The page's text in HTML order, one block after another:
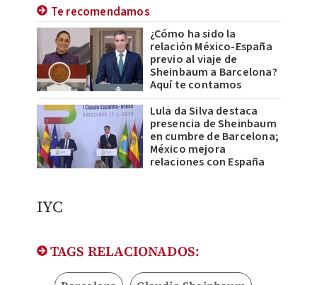
Te recomendamos
¿Cómo ha sido la
relación México-España
previo al viaje de
Sheinbaum a Barcelona?
Aquí te contamos
Lula da Silva destaca
presencia de Sheinbaum
en cumbre de Barcelona;
México mejora
relaciones con España
IYC
TAGS RELACIONADOS: